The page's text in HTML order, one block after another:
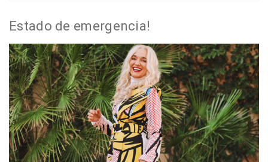
Estado de emergencia!